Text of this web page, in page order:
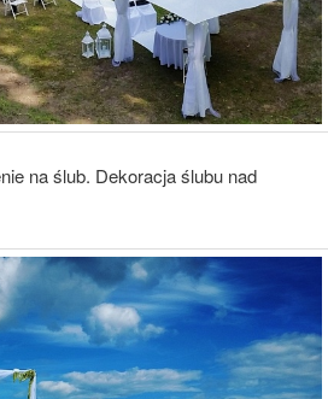
na ślub. Dekoracja ślubu nad